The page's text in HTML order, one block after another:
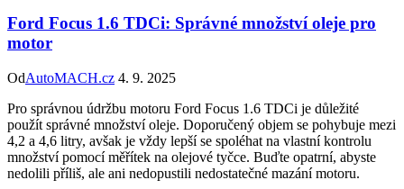
Ford Focus 1.6 TDCi: Správné množství oleje pro
motor
OdAutoMACH.cz 4. 9. 2025
Pro správnou údržbu motoru Ford Focus 1.6 TDCi je důležité
použít správné množství oleje. Doporučený objem se pohybuje mezi
4,2 a 4,6 litry, avšak je vždy lepší se spoléhat na vlastní kontrolu
množství pomocí měřítek na olejové tyčce. Buďte opatrní, abyste
nedolili příliš, ale ani nedopustili nedostatečné mazání motoru.